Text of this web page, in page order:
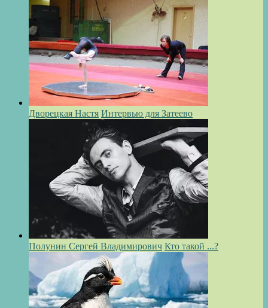
Дворецкая Настя Интервью для Затеево
Полунин Сергей Владимирович Кто такой ...?